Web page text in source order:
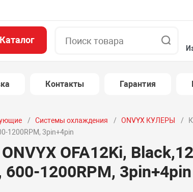
Каталог
Контакты Гарантия
Системы охлаждения ONVYX КУЛЕРЫ
1200RPM, 3pin+4pin
OFA12Ki,
600-1200RPM, 3pin+4pin